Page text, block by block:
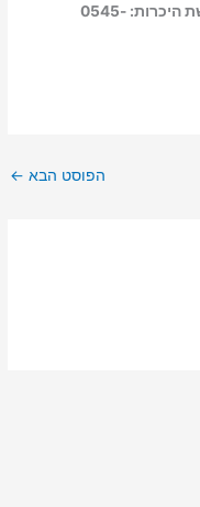
במבוגרים בחיפה או בקריות ולקבוע פגישת היכרות: 0545-
הפוסט הבא ←